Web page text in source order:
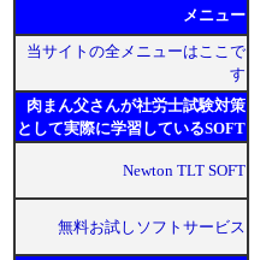
メニュー
当サイトの全メニューはここで
す
肉まん父さんが社労士試験対策
として実際に学習しているSOFT
Newton TLT SOFT
無料お試しソフトサービス